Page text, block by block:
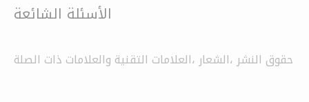
الأسئلة الشائعة
حقوق النشر ،الشعار ،العلامات التقنية والعلامات ذات الصلة